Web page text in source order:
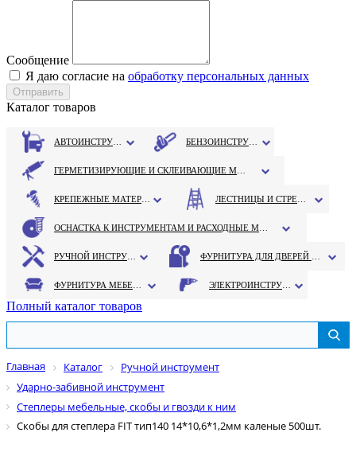
Сообщение
Я даю согласие на обработку персональных данных
Каталог товаров
Полный каталог товаров
Главная Каталог
Ручной инструмент
Ударно-забивной инструмент
Степлеры мебельные, скобы и гвозди к ним
Скобы для степлера FIT тип140 14*10,6*1,2мм каленые 500шт.